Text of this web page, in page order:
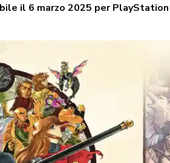
il 6 marzo 2025 per